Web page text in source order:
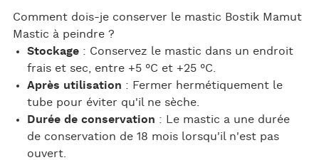
Comment dois-je conserver le mastic Bostik Mamut
Mastic à peindre ?
Stockage : Conservez le mastic dans un endroit
frais et sec, entre +5 °C et +25 °C.
Après utilisation : Fermer hermétiquement le
tube pour éviter qu'il ne sèche.
Durée de conservation : Le mastic a une durée
de conservation de 18 mois lorsqu'il n'est pas
ouvert.